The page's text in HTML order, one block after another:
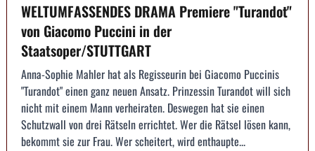
WELTUMFASSENDES DRAMA Premiere "Turandot"
von Giacomo Puccini in der
Staatsoper/STUTTGART
Anna-Sophie Mahler hat als Regisseurin bei Giacomo Puccinis
"Turandot" einen ganz neuen Ansatz. Prinzessin Turandot will sich
nicht mit einem Mann verheiraten. Deswegen hat sie einen
Schutzwall von drei Rätseln errichtet. Wer die Rätsel lösen kann,
bekommt sie zur Frau. Wer scheitert, wird enthaupte...